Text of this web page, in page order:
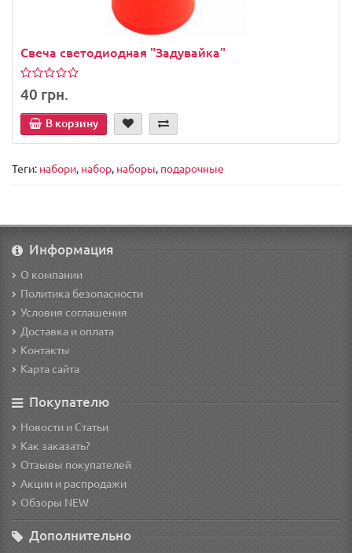
Свеча светодиодная "Задувайка"
40 грн.
В корзину
Теги: набори, набор, наборы, подарочные
Информация
О компании
Политика безопасности
Условия соглашения
Доставка и оплата
Контакты
Карта сайта
Покупателю
Новости и Статьи
Как заказать?
Отзывы покупателей
Акции и распродажи
Обзоры NEW
Дополнительно